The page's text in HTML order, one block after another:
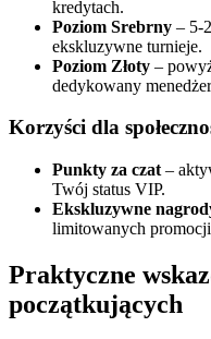
kredytach.
Poziom Srebrny –
ekskluzywne turnieje.
Poziom Złoty –
dedykowany
Korzyści dla
Punkty za czat –
Twój status VIP.
Ekskluzywne
limitowanych
Praktyczne
początkujących